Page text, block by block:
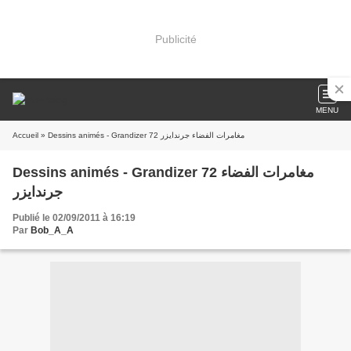
Publicité
MENU
Accueil » Dessins animés - Grandizer 72 مغامرات الفضاء جرندايزر
Dessins animés - Grandizer 72 مغامرات الفضاء
جرندايزر
Publié le 02/09/2011 à 16:19
Par Bob_A_A